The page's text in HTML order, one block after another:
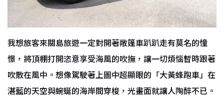
我想旅客來關島旅遊一定對開著敞篷車趴趴走有莫名的憧
憬，將頂棚打開恣意享受海風的吹撫，讓一切煩惱暫時跟著
吹散在風中。想像駕駛著上圖中超顯眼的「大黃蜂跑車」在
湛藍的天空與蜿蜒的海岸間穿梭，光畫面就讓人陶醉不已。